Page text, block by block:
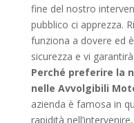
fine del nostro
pubblico ci apprezza.
funziona a dovere ed
sicurezza e vi
Perché preferire la
nelle Avvolgibili
azienda è famosa in
rapidità